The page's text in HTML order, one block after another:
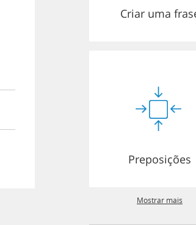
Criar uma
Preposições
Mostrar mais